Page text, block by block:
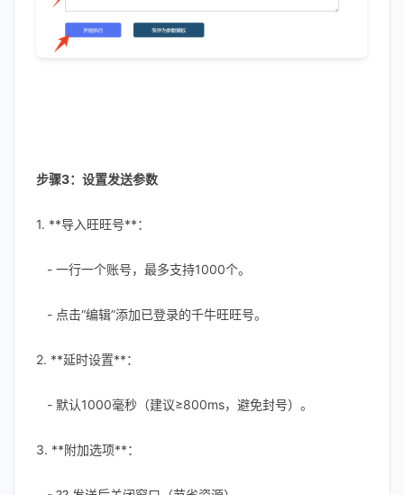
步骤3：设置发送参数
1. **导入旺旺号**：
- 一行一个账号，最多支持1000个。
- 点击“编辑”添加已登录的千牛旺旺号。
2. **延时设置**：
- 默认1000毫秒（建议≥800ms，避免封号）。
3. **附加选项**：